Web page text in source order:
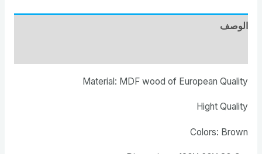
الوصف
Material: MDF wood of European Quality
Hight Quality
Colors: Brown